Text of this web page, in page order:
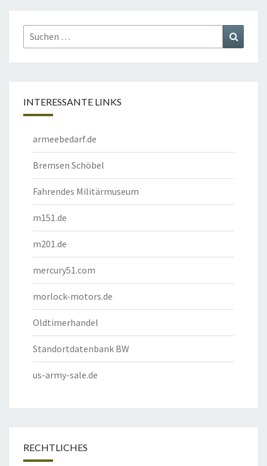
Suchen
nach:
INTERESSANTE LINKS
armeebedarf.de
Bremsen Schöbel
Fahrendes Militärmuseum
m151.de
m201.de
mercury51.com
morlock-motors.de
Oldtimerhandel
Standortdatenbank BW
us-army-sale.de
RECHTLICHES